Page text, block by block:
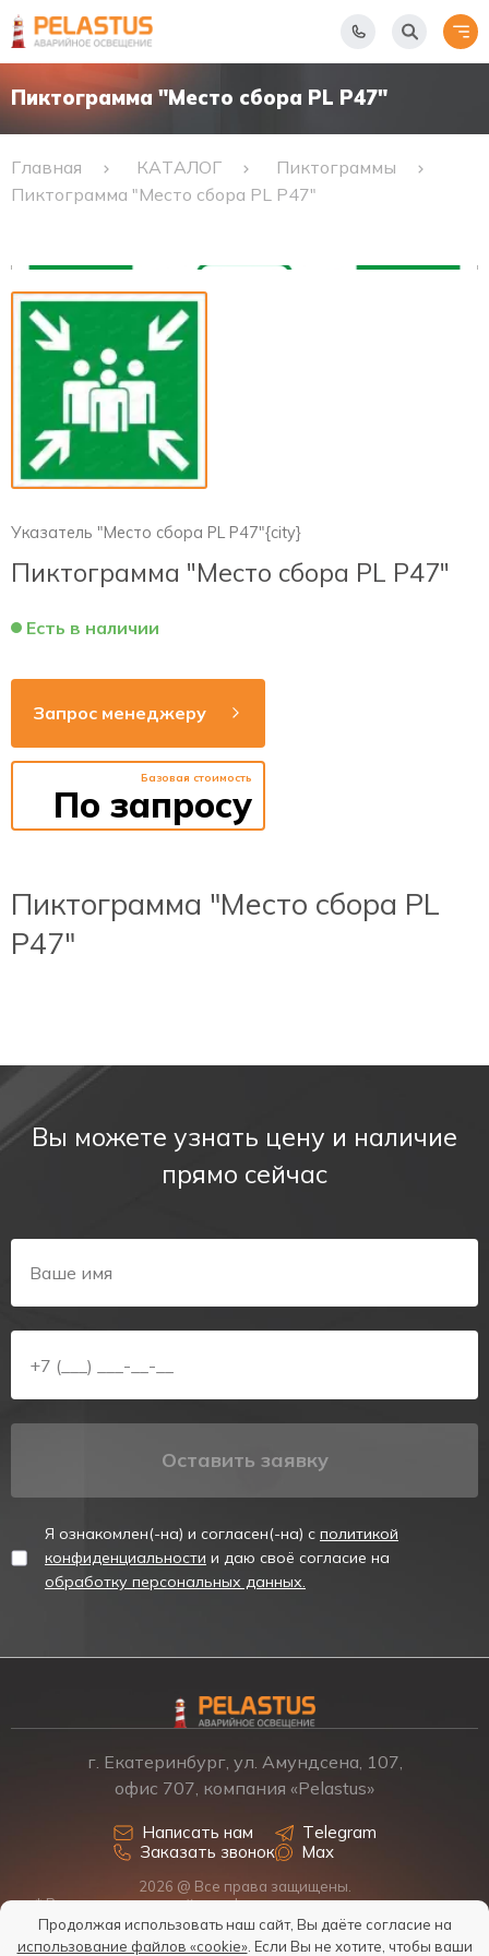
Пиктограмма "Место сбора PL Р47"
Главная КАТАЛОГ
Пиктограммы
Пиктограмма "Место сбора PL Р47"
Указатель "Место сбора PL Р47"{city}
Пиктограмма "Место сбора PL Р47"
Есть в наличии
Запрос менеджеру
Базовая стоимость
По запросу
Пиктограмма "Место сбора PL
Р47"
Вы можете узнать цену и наличие
прямо сейчас
Оставить заявку
Я ознакомлен(-на) и согласен(-на) с политикой
конфиденциальности и даю своё согласие на
обработку персональных данных.
г. Екатеринбург, ул. Амундсена, 107,
офис 707, компания «Pelastus»
Написать нам
Заказать звонок
Telegram
Max
2026 @ Все права защищены.
* Размещенная на сайте информация о товарах и ценах не
является офертой, наличие, стоимость, условия поставки
обсуждаются индивидуально у менеджеров.
Продолжая использовать наш сайт, Вы даёте согласие на
использование файлов «cookie». Если Вы не хотите, чтобы ваши